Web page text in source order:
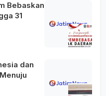
Bebaskan
31
dan